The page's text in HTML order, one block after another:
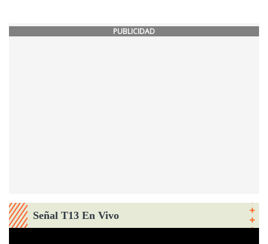
PUBLICIDAD
Señal T13 En Vivo